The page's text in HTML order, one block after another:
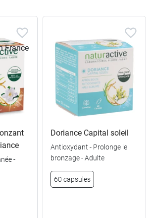
-
Doriance Capital soleil
Antioxydant - Prolonge le
bronzage - Adulte
60 capsules